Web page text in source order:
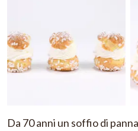
Da 70 anni un soffio di